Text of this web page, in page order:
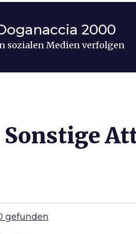
2000
sozialen Medien verfolgen
Sonstige
gefunden